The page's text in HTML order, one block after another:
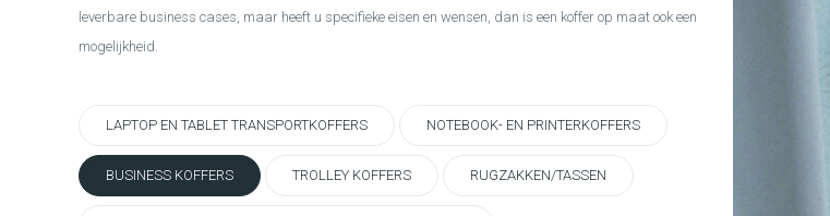
leverbare business cases, maar heeft u specifieke eisen en wensen, dan is een koffer op maat ook een
mogelijkheid.
LAPTOP EN TABLET TRANSPORTKOFFERS NOTEBOOK- EN PRINTERKOFFERS
BUSINESS KOFFERS TROLLEY KOFFERS RUGZAKKEN/TASSEN